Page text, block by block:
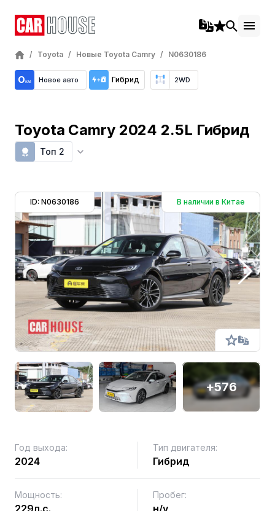
/ Toyota / Новые Toyota Camry / N0630186
Новое авто Гибрид 2WD
Toyota Camry 2024 2.5L Гибрид
Топ 2
ID: N0630186 В наличии в Китае
+576
Год выхода:
2024
Тип двигателя:
Гибрид
Мощность:
229л.с.
Пробег:
н/у